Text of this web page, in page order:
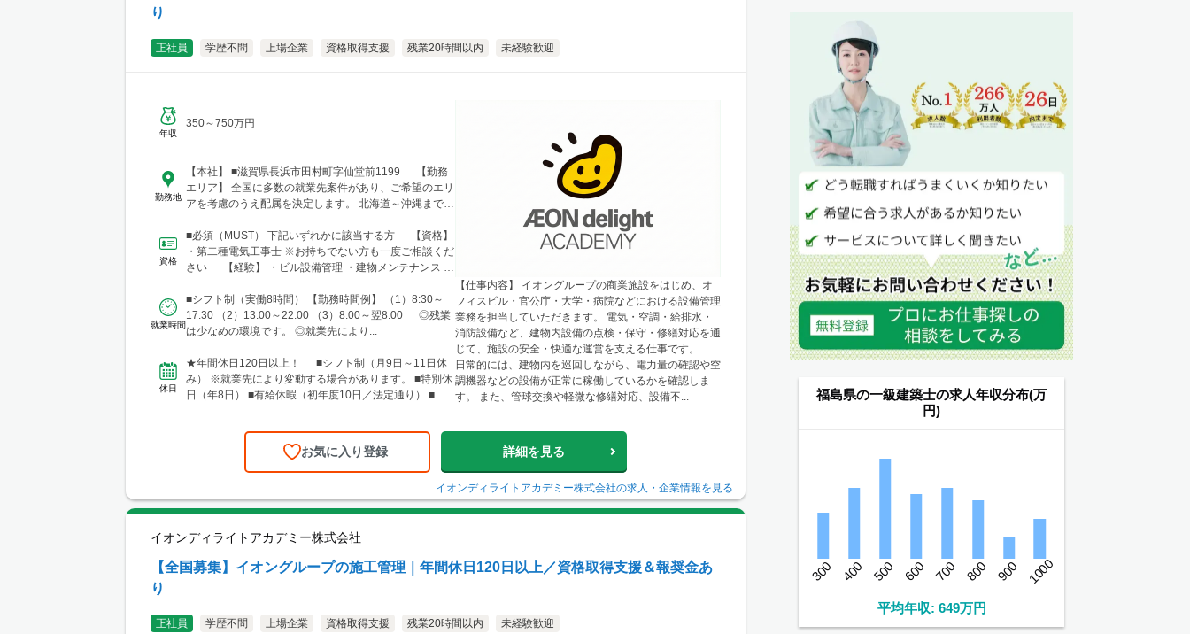
り
正社員 学歴不問 上場企業 資格取得支援 残業20時間以内 未経験歓迎
年収
350～750万円
勤務地
【本社】 ■滋賀県長浜市田村町字仙堂前1199 【勤務
エリア】 全国に多数の就業先案件があり、ご希望のエリ
アを考慮のうえ配属を決定します。 北海道～沖縄まで、
台市 ■関東 └東京23区 └町田・立川・調布・西東京 └
横浜・川崎・相模原・海老名・厚木 └千葉・船橋・市
川・柏・浦安・市原 └さいたま・川越・越谷・久喜・三
井・豊橋・岡崎・長久手・日進・稲沢・清須・小牧 └岐
阜・各務原 └津・四日市・桑名・志摩 └静岡・浜松・沼
津・御殿場 ■関西 └大阪市・なんばエリア・梅田エリ
宮・尼崎・姫路・加古川 └京都市・長岡京・舞鶴・木
津・木津川・城陽・京田辺・福知山・綾部・八幡 └滋
賀・大津・草津・近江八幡・長浜・米原 └和歌山・新
資格
■必須（MUST） 下記いずれかに該当する方 【資格】
・第二種電気工事士 ※お持ちでない方も一度ご相談くだ
さい 【経験】 ・ビル設備管理 ・建物メンテナンス な
就業時間
■シフト制（実働8時間） 【勤務時間例】 （1）8:30～
17:30 （2）13:00～22:00 （3）8:00～翌8:00 ◎残業
は少なめの環境です。 ◎就業先により...
休日
★年間休日120日以上！ ■シフト制（月9日～11日休
み） ※就業先により変動する場合があります。 ■特別休
日（年8日） ■有給休暇（初年度10日／法定通り） ■慶
【仕事内容】 イオングループの商業施設をはじめ、オ
フィスビル・官公庁・大学・病院などにおける設備管理
業務を担当していただきます。 電気・空調・給排水・
消防設備など、建物内設備の点検・保守・修繕対応を通
じて、施設の安全・快適な運営を支える仕事です。
日常的には、建物内を巡回しながら、電力量の確認や空
調機器などの設備が正常に稼働しているかを確認しま
す。 また、管球交換や軽微な修繕対応、設備不...
お気に入り登録 詳細を見る
イオンディライトアカデミー株式会社の求人・企業情報を見る
イオンディライトアカデミー株式会社
【全国募集】イオングループの施工管理｜年間休日120日以上／資格取得支援＆報奨金あ
り
正社員 学歴不問 上場企業 資格取得支援 残業20時間以内 未経験歓迎
福島県の一級建築士の求人年収分布(万
円)
300 400 500 600 700 800 900 1000
平均年収: 649万円